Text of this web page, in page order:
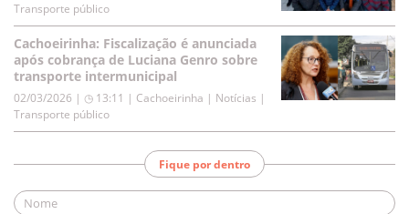
Transporte público
Cachoeirinha: Fiscalização é anunciada
após cobrança de Luciana Genro sobre
transporte intermunicipal
02/03/2026 | ◷ 13:11 | Cachoeirinha | Notícias |
Transporte público
Fique por dentro